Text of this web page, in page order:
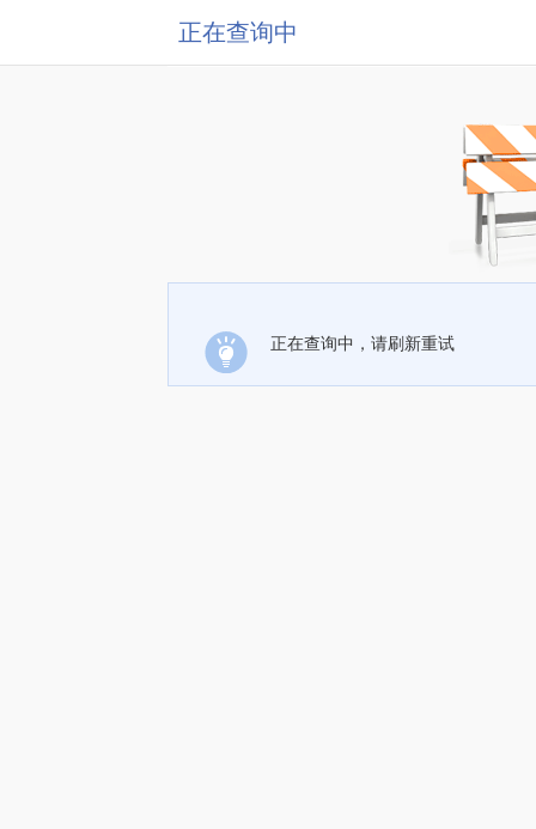
正在查询中
正在查询中，请刷新重试